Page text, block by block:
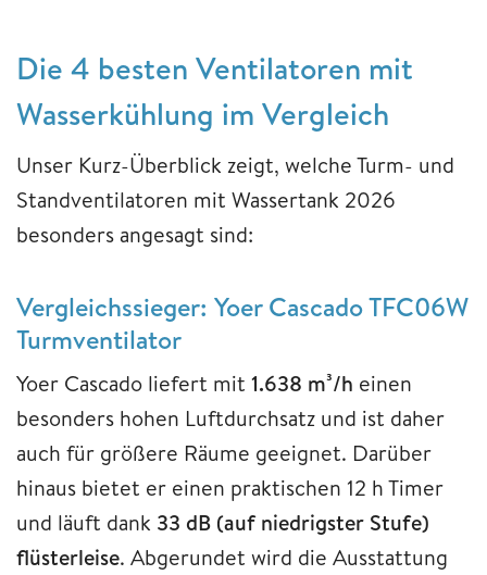
Die 4 besten Ventilatoren mit
Wasserkühlung im Vergleich
Unser Kurz-Überblick zeigt, welche Turm- und
Standventilatoren mit Wassertank 2026
besonders angesagt sind:
Vergleichssieger: Yoer Cascado TFC06W
Turmventilator
Yoer Cascado liefert mit 1.638 m³/h einen
besonders hohen Luftdurchsatz und ist daher
auch für größere Räume geeignet. Darüber
hinaus bietet er einen praktischen 12 h Timer
und läuft dank 33 dB (auf niedrigster Stufe)
flüsterleise. Abgerundet wird die Ausstattung